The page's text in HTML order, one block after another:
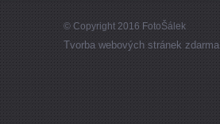
© Copyright 2016 FotoŠálek
Tvorba webových stránek zdarma